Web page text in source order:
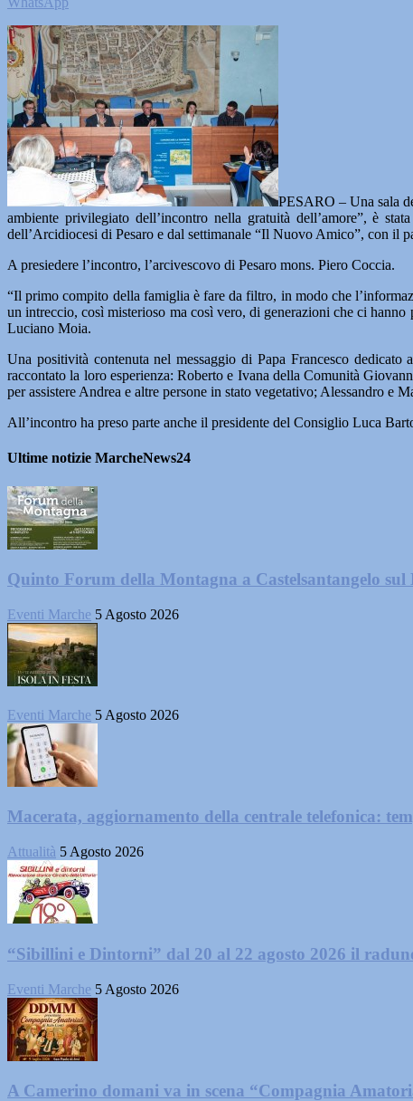
PESARO – Una sala
ambiente privilegiato dell’incontro nella gratuità dell’amore”, è
dell’Arcidiocesi di Pesaro e dal settimanale “Il Nuovo Amico”, con il
A presiedere l’incontro, l’arcivescovo di Pesaro mons. Piero Coccia.
“Il primo compito della famiglia è fare da filtro, in modo che
un intreccio, così misterioso ma così vero, di generazioni che ci
Luciano Moia.
Una positività contenuta nel messaggio di Papa Francesco
raccontato la loro esperienza: Roberto e Ivana della Comunità
per assistere Andrea e altre persone in stato vegetativo; Alessandro e
All’incontro ha preso parte anche il presidente del Consiglio Luca
Ultime notizie MarcheNews24
Quinto Forum della Montagna a Castelsantangelo sul
Eventi Marche 5 Agosto 2026
Eventi Marche 5 Agosto 2026
Macerata, aggiornamento della centrale telefonica:
Attualità 5 Agosto 2026
“Sibillini e Dintorni” dal 20 al 22 agosto 2026 il
Eventi Marche 5 Agosto 2026
A Camerino domani va in scena “Compagnia